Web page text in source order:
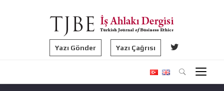
Yazı Gönder Yazı Çağrısı